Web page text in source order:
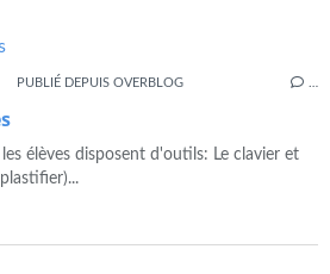
PUBLIÉ DEPUIS OVERBLOG
les élèves disposent d'outils: Le clavier et